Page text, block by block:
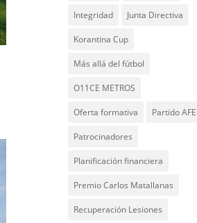
Integridad Junta Directiva
Korantina Cup
Más allá del fútbol
O11CE METROS
Oferta formativa Partido AFE
Patrocinadores
Planificación financiera
Premio Carlos Matallanas
Recuperación Lesiones